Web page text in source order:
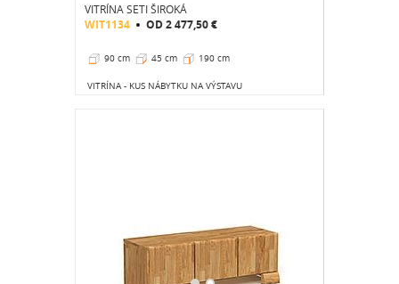
VITRÍNA SETI ŠIROKÁ
WIT1134 OD2 477,50 €
90 cm 45 cm 190 cm
VITRÍNA - KUS NÁBYTKU NA VÝSTAVU